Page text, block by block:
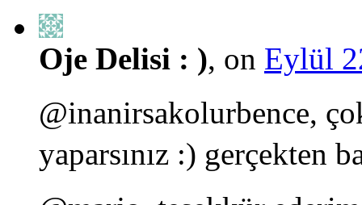
Oje Delisi : ), on Eylül
@inanirsakolurbence,
yaparsınız :) gerçekten